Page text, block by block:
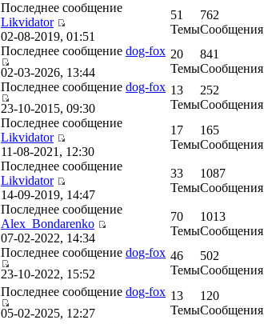
Последнее сообщение
Likvidator
02-08-2019, 01:51
51
Темы
762
Сообщения
Последнее сообщение dog-fox
02-03-2026, 13:44
20
Темы
841
Сообщения
Последнее сообщение dog-fox
23-10-2015, 09:30
13
Темы
252
Сообщения
Последнее сообщение
Likvidator
11-08-2021, 12:30
17
Темы
165
Сообщения
Последнее сообщение
Likvidator
14-09-2019, 14:47
33
Темы
1087
Сообщения
Последнее сообщение
Alex_Bondarenko
07-02-2022, 14:34
70
Темы
1013
Сообщения
Последнее сообщение dog-fox
23-10-2022, 15:52
46
Темы
502
Сообщения
Последнее сообщение dog-fox
05-02-2025, 12:27
13
Темы
120
Сообщения